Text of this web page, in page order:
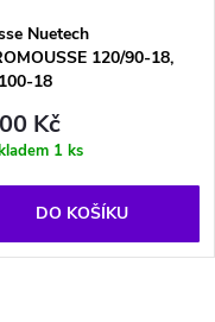
Nuetech
120/90-18,
18
Kč
1 ks
DO KOŠÍKU